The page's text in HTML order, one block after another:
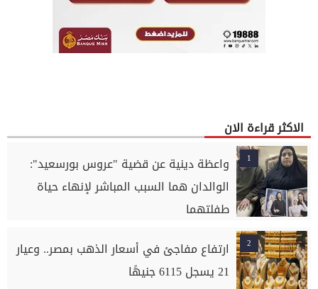
الاكثر قراءة الان
1
واعظة دينية عن قضية "عروس بورسعيد":
الوالدان هما السبب المباشر لإنهاء حياة
طفلتهما
2
ارتفاع مفاجئ في أسعار الذهب بمصر.. وعيار
21 يسجل 6115 جنيهًا